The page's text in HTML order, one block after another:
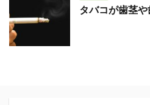
タバコが歯茎